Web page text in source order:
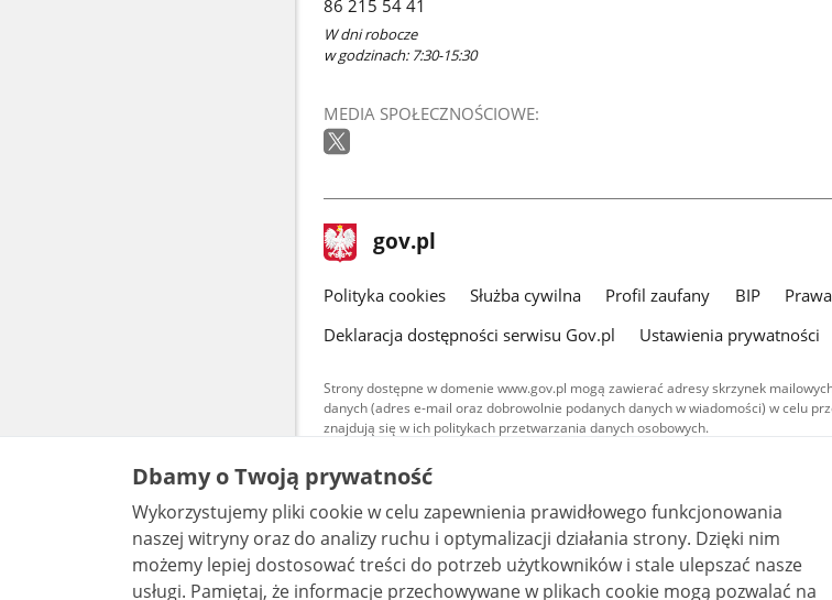
86 215 54 41
W dni robocze
w godzinach: 7:30-15:30
MEDIA SPOŁECZNOŚCIOWE:
stopka
gov.pl Strona
gov.pl
gov.pl
Polityka cookies Służba cywilna Profil zaufany BIP
Deklaracja dostępności serwisu Gov.pl
Ustawienia prywatności
Strony dostępne w domenie www.gov.pl mogą zawierać adresy skrzynek
danych (adres e-mail oraz dobrowolnie podanych danych w wiadomości) w celu
znajdują się w ich politykach przetwarzania danych osobowych.
Treści tekstowe publikowane w serwisie (z wyłączeniem treści
udostępniane na licencji typu Creative Commons: uznanie autorstwa
warunkach 4.0 (CC BY-SA 4.0). Materiały audiowizualne, w tym
są udostępniane na licencji typu Creative Commons: uznanie
bez utworów zależnych 4.0 (CC BY-NC-ND 4.0), o ile nie jest to
Dbamy o Twoją prywatność
Wykorzystujemy pliki cookie w celu zapewnienia prawidłowego funkcjonowania
naszej witryny oraz do analizy ruchu i optymalizacji działania strony. Dzięki nim
możemy lepiej dostosować treści do potrzeb użytkowników i stale ulepszać nasze
usługi. Pamiętaj, że informacje przechowywane w plikach cookie mogą pozwalać na